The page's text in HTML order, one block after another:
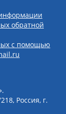
обратной
с помощью
Россия, г.